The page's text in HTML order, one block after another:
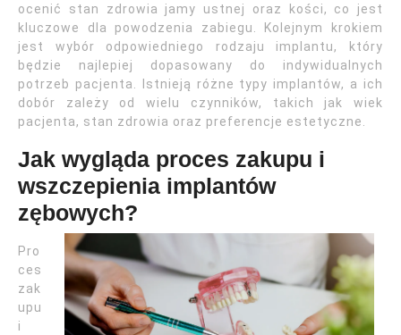
ocenić stan zdrowia jamy ustnej oraz kości, co jest
kluczowe dla powodzenia zabiegu. Kolejnym krokiem
jest wybór odpowiedniego rodzaju implantu, który
będzie najlepiej dopasowany do indywidualnych
potrzeb pacjenta. Istnieją różne typy implantów, a ich
dobór zależy od wielu czynników, takich jak wiek
pacjenta, stan zdrowia oraz preferencje estetyczne.
Jak wygląda proces zakupu i
wszczepienia implantów
zębowych?
Pro
ces
zak
upu
i